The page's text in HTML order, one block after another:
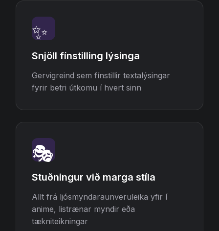
✨
Snjöll fínstilling lýsinga
Gervigreind sem fínstillir textalýsingar
fyrir betri útkomu í hvert sinn
🎭
Stuðningur við marga stíla
Allt frá ljósmyndaraunveruleika yfir í
anime, listrænar myndir eða
tækniteikningar